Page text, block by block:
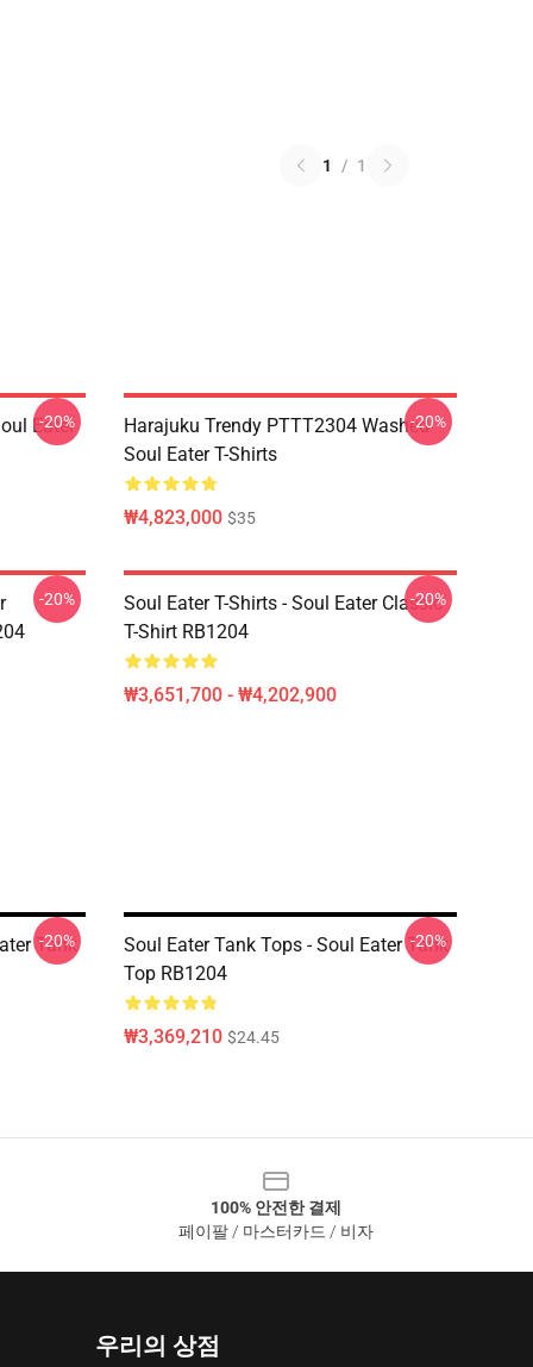
1 / 1
Eater
-20%
Harajuku Trendy PTTT2304 Washed
Soul Eater T-Shirts
₩4,823,000 $35
-20%
-20%
Soul Eater T-Shirts - Soul Eater Classic
T-Shirt RB1204
₩3,651,700 - ₩4,202,900
-20%
Tank
-20%
Soul Eater Tank Tops - Soul Eater Tank
Top RB1204
₩3,369,210 $24.45
-20%
100% 안전한 결제
페이팔 / 마스터카드 / 비자
우리의 상점